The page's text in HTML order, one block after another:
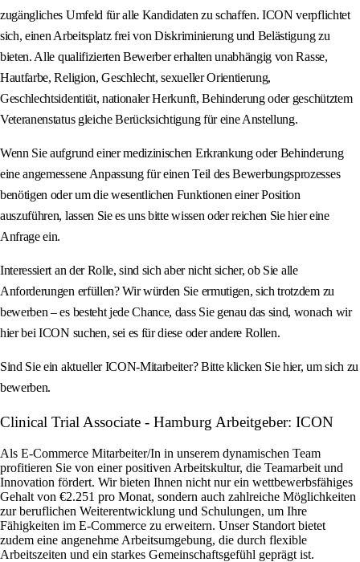
zugängliches Umfeld für alle Kandidaten zu schaffen. ICON verpflichtet
sich, einen Arbeitsplatz frei von Diskriminierung und Belästigung zu
bieten. Alle qualifizierten Bewerber erhalten unabhängig von Rasse,
Hautfarbe, Religion, Geschlecht, sexueller Orientierung,
Geschlechtsidentität, nationaler Herkunft, Behinderung oder geschütztem
Veteranenstatus gleiche Berücksichtigung für eine Anstellung.
Wenn Sie aufgrund einer medizinischen Erkrankung oder Behinderung
eine angemessene Anpassung für einen Teil des Bewerbungsprozesses
benötigen oder um die wesentlichen Funktionen einer Position
auszuführen, lassen Sie es uns bitte wissen oder reichen Sie hier eine
Anfrage ein.
Interessiert an der Rolle, sind sich aber nicht sicher, ob Sie alle
Anforderungen erfüllen? Wir würden Sie ermutigen, sich trotzdem zu
bewerben – es besteht jede Chance, dass Sie genau das sind, wonach wir
hier bei ICON suchen, sei es für diese oder andere Rollen.
Sind Sie ein aktueller ICON-Mitarbeiter? Bitte klicken Sie hier, um sich zu
bewerben.
Clinical Trial Associate - Hamburg Arbeitgeber: ICON
Als E-Commerce Mitarbeiter/In in unserem dynamischen Team
profitieren Sie von einer positiven Arbeitskultur, die Teamarbeit und
Innovation fördert. Wir bieten Ihnen nicht nur ein wettbewerbsfähiges
Gehalt von €2.251 pro Monat, sondern auch zahlreiche Möglichkeiten
zur beruflichen Weiterentwicklung und Schulungen, um Ihre
Fähigkeiten im E-Commerce zu erweitern. Unser Standort bietet
zudem eine angenehme Arbeitsumgebung, die durch flexible
Arbeitszeiten und ein starkes Gemeinschaftsgefühl geprägt ist.